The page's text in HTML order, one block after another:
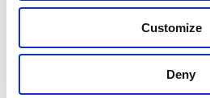
Customize
Deny
En savoir plus Julien Ribaudo
Partager